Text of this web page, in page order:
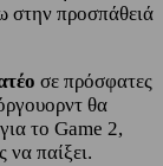
στην προσπάθειά
σε πρόσφατες
θα
το Game 2,
να παίξει.